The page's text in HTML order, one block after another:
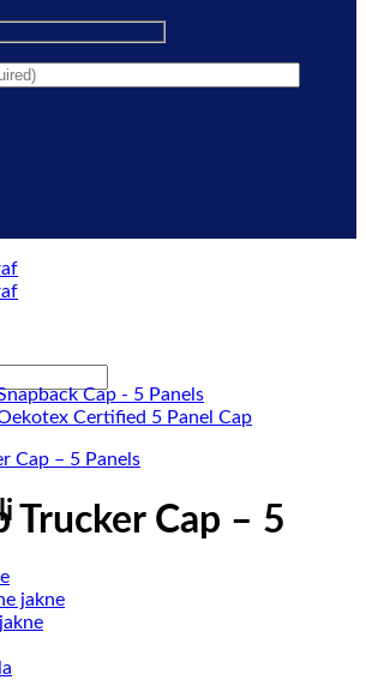
jakne
Trucker Cap – 5